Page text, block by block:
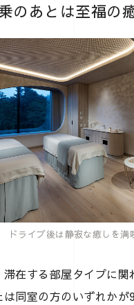
のあとは至福の
ドライブ後は静寂な癒しを満
在する部屋タイプに関
は同室の方のいずれかが